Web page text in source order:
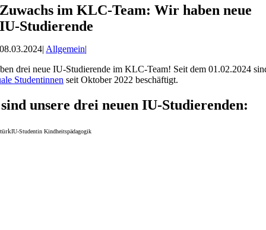
Zuwachs im KLC-Team: Wir haben neue
IU-Studierende
08.03.2024| Allgemein|
drei neue IU-Studierende im KLC-Team! Seit dem 01.02.2024
Studentinnen seit Oktober 2022 beschäftigt.
unsere drei neuen IU-Studierenden:
IU-Studentin Kindheitspädagogik